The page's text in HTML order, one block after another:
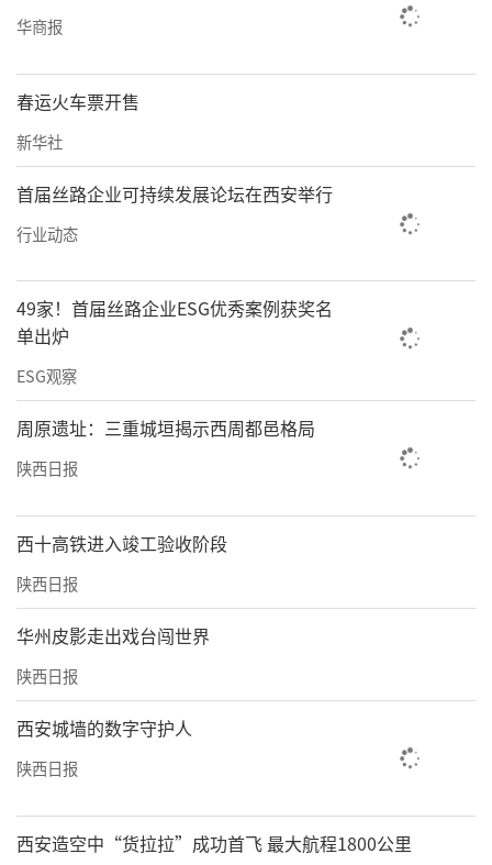
华商报
春运火车票开售
新华社
首届丝路企业可持续发展论坛在西安举行
行业动态
49家！首届丝路企业ESG优秀案例获奖名
单出炉
ESG观察
周原遗址：三重城垣揭示西周都邑格局
陕西日报
西十高铁进入竣工验收阶段
陕西日报
华州皮影走出戏台闯世界
陕西日报
西安城墙的数字守护人
陕西日报
西安造空中“货拉拉”成功首飞 最大航程1800公里